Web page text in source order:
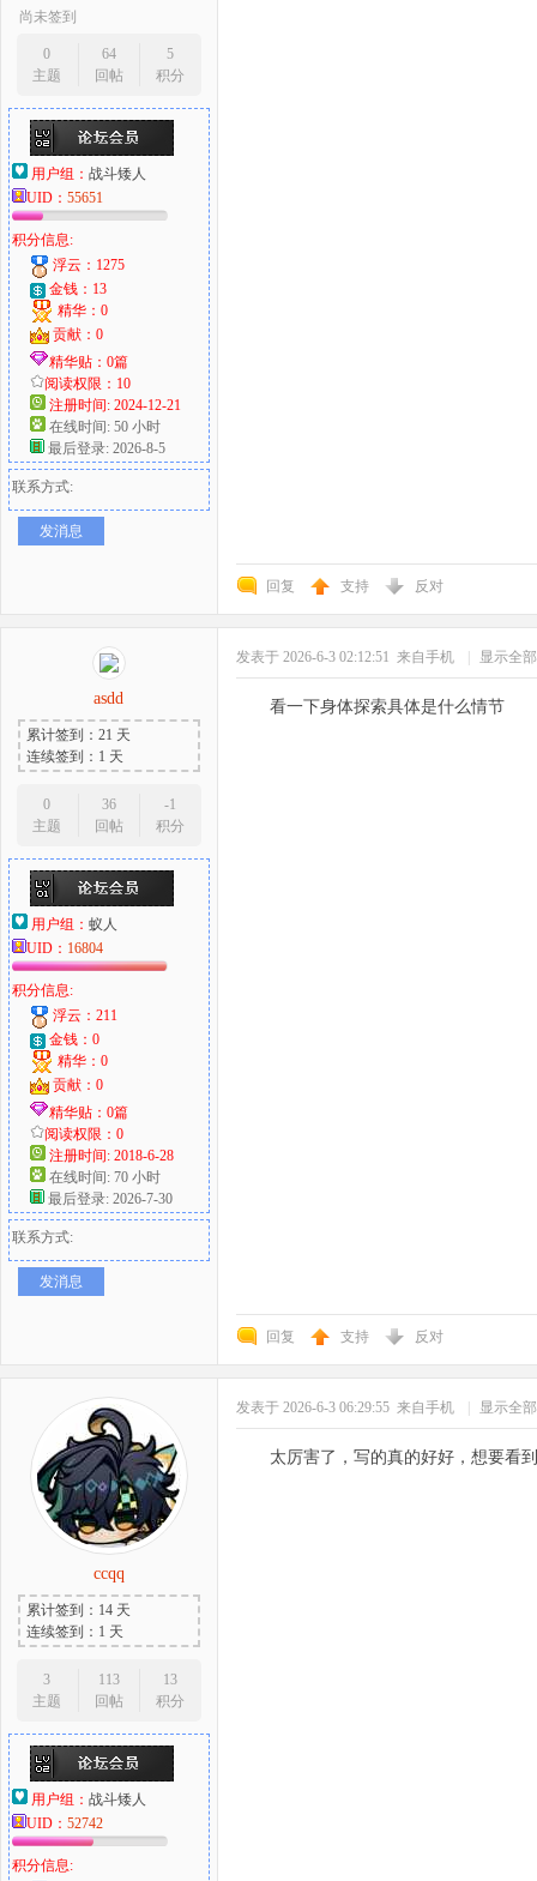
尚未签到
0
主题
64
回帖
5
积分
用户组： 战斗矮人
UID： 55651
积分信息:
浮云：1275
金钱：13
精华：0
贡献：0
精华贴：0篇
阅读权限：10
注册时间: 2024-12-21
在线时间: 50 小时
最后登录: 2026-8-5
联系方式:
发消息
回复 支持 反对
asdd
累计签到：21 天
连续签到：1 天
0
主题
36
回帖
-1
积分
用户组： 蚁人
UID： 16804
积分信息:
浮云：211
金钱：0
精华：0
贡献：0
精华贴：0篇
阅读权限：0
注册时间: 2018-6-28
在线时间: 70 小时
最后登录: 2026-7-30
联系方式:
发消息
发表于 2026-6-3 02:12:51 来自手机 显示全
看一下身体探索具体是什么情节
回复 支持 反对
ccqq
累计签到：14 天
连续签到：1 天
3
主题
113
回帖
13
积分
用户组： 战斗矮人
UID： 52742
积分信息:
发表于 2026-6-3 06:29:55 来自手机 显示全
太厉害了，写的真的好好，想要看